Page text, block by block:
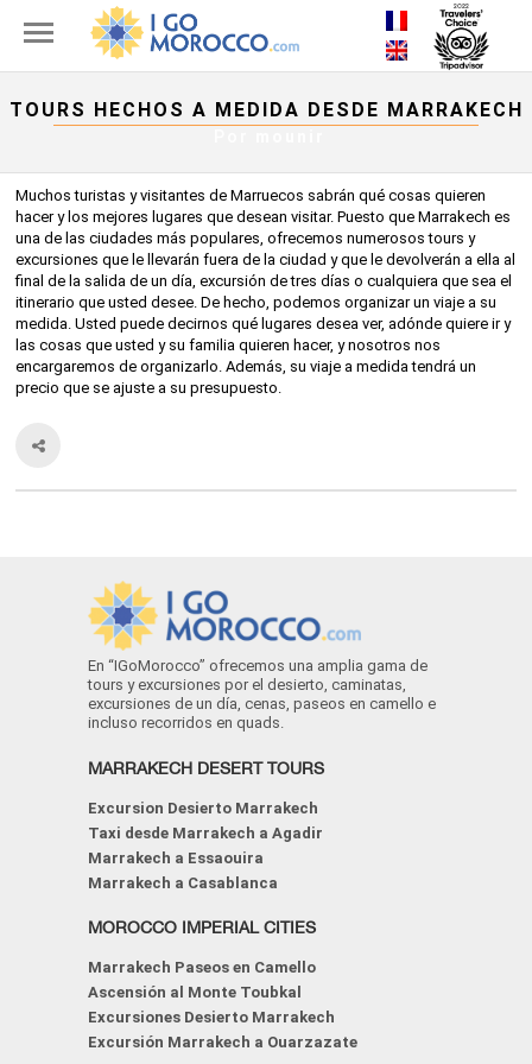
TOURS HECHOS A MEDIDA DESDE MARRAKECH
Muchos turistas y visitantes de Marruecos sabrán qué cosas quieren
hacer y los mejores lugares que desean visitar. Puesto que Marrakech es
una de las ciudades más populares, ofrecemos numerosos tours y
excursiones que le llevarán fuera de la ciudad y que le devolverán a ella al
final de la salida de un día, excursión de tres días o cualquiera que sea el
itinerario que usted desee. De hecho, podemos organizar un viaje a su
medida. Usted puede decirnos qué lugares desea ver, adónde quiere ir y
las cosas que usted y su familia quieren hacer, y nosotros nos
encargaremos de organizarlo. Además, su viaje a medida tendrá un
precio que se ajuste a su presupuesto.
En “IGoMorocco” ofrecemos una amplia gama de
tours y excursiones por el desierto, caminatas,
excursiones de un día, cenas, paseos en camello e
incluso recorridos en quads.
MARRAKECH DESERT TOURS
Excursion Desierto Marrakech
Taxi desde Marrakech a Agadir
Marrakech a Essaouira
Marrakech a Casablanca
MOROCCO IMPERIAL CITIES
Marrakech Paseos en Camello
Ascensión al Monte Toubkal
Excursiones Desierto Marrakech
Excursión Marrakech a Ouarzazate